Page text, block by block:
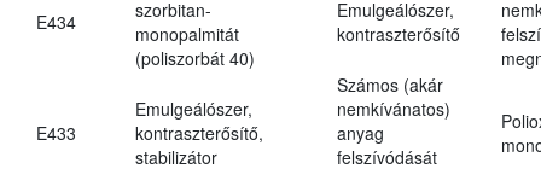
E434
szorbitan-
monopalmitát
(poliszorbát 40)
Emulgeálószer,
kontraszterősítő
E433
Emulgeálószer,
kontraszterősítő,
stabilizátor
Számos (akár
nemkívánatos)
anyag
felszívódását